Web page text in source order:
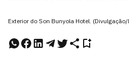
Exterior do Son Bunyola Hotel.